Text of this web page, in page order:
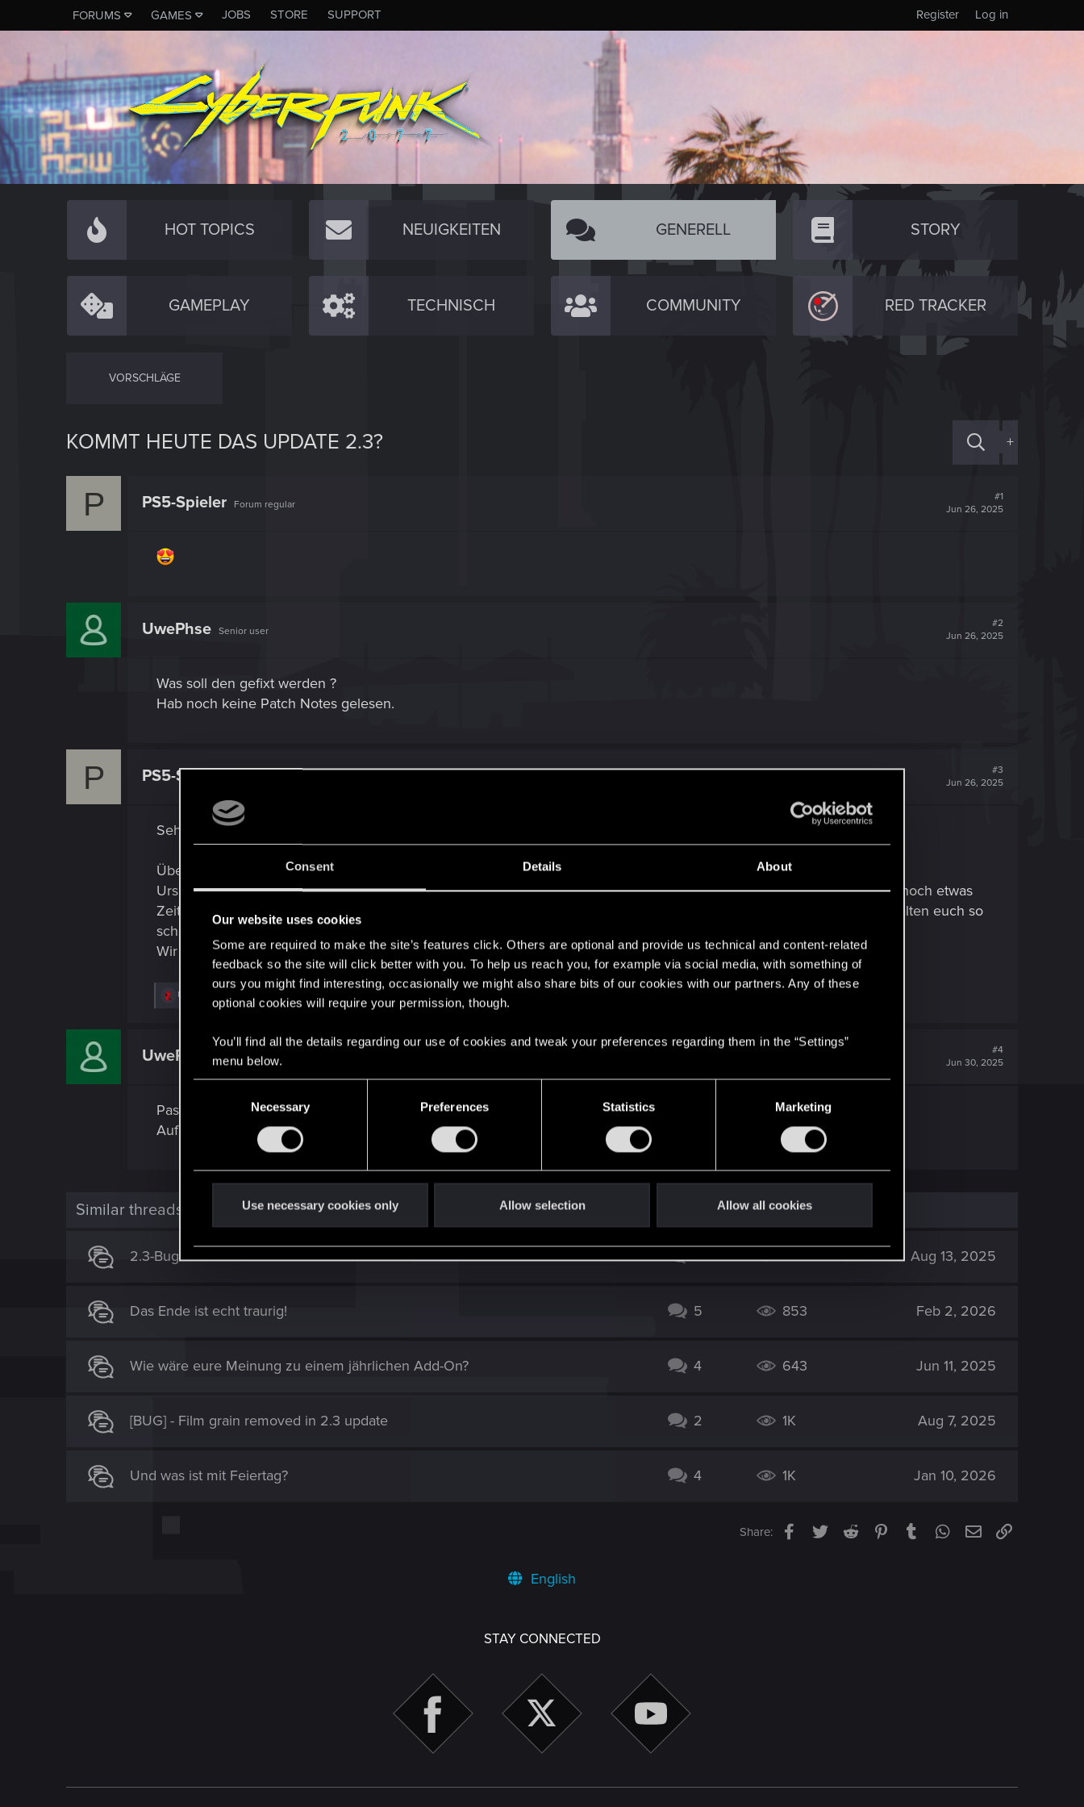
Consent Details About
Our website uses cookies
Some are required to make the site’s features click. Others are optional and provide us technical and content-related
feedback so the site will click better with you. To help us reach you, for example via social media, with something of
ours you might find interesting, occasionally we might also share bits of our cookies with our partners. Any of these
optional cookies will require your permission, though.
You’ll find all the details regarding our use of cookies and tweak your preferences regarding them in the “Settings”
menu below.
e
l
t
Necessary Preferences Statistics Marketing
Use necessary cookies only Allow selection Allow all cookies
FORUMS GAMES JOBS STORE SUPPORT Log in
Register
HOT TOPICS NEUIGKEITEN GENERELL STORY
GAMEPLAY TECHNISCH COMMUNITY RED TRACKER
VORSCHLÄGE
KOMMT HEUTE DAS UPDATE 2.3? +
P PS5-Spieler Forum regular
#1
Jun 26, 2025
UwePhse Senior user
#2
Jun 26, 2025
Was soll den gefixt werden ?
Hab noch keine Patch Notes gelesen.
P PS5-Spieler
#3
Jun 26, 2025
Sehe gerade, dass es verschoben wurde: https://bsky.app/profile/pawesasko.bsky.social/post/3lsbo4muh3c2s
Übersetzung:
Ursprünglich hatten wir gehofft, euch Update 2.3 am 26. Juni zur Verfügung stellen zu können. Wir benötigen jedoch noch etwas
Zeit, um sicherzustellen, dass wir damit zufrieden sind – unser Ziel ist ein ähnlicher Umfang wie bei Update 2.2. Wir halten euch so
schnell wie möglich auf dem Laufenden!
Wir danken euch für eure Geduld!
R
i
:
UwePhse RyanSchou and EmperorZorn
UwePhse Senior user
#4
Jun 30, 2025
Passt ja..
Auf meiner PS-5 wird der Speicherplatz arg eng, das ich für morgen auf 3 TB umziehen werde
Similar threads
2.3-Bugs melden ist frustrierend! 2 509 Aug 13, 2025
Das Ende ist echt traurig! 5 853 Feb 2, 2026
Wie wäre eure Meinung zu einem jährlichen Add-On? 4 643 Jun 11, 2025
[BUG] - Film grain removed in 2.3 update 2 1K Aug 7, 2025
Und was ist mit Feiertag? 4 1K Jan 10, 2026
Share: Facebook
TwitterReddit PinterestTumblrWhatsApp
EmailLink
English
STAY CONNECTED